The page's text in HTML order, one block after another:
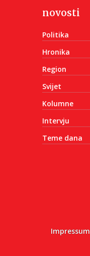
novosti
Politika
Hronika
Region
Svijet
Kolumne
Intervju
Teme dana
Impressum